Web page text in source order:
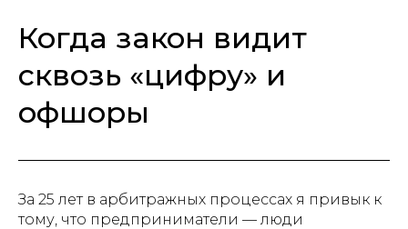
Когда закон видит
сквозь «цифру» и
офшоры
За 25 лет в арбитражных процессах я привык к
тому, что предприниматели — люди